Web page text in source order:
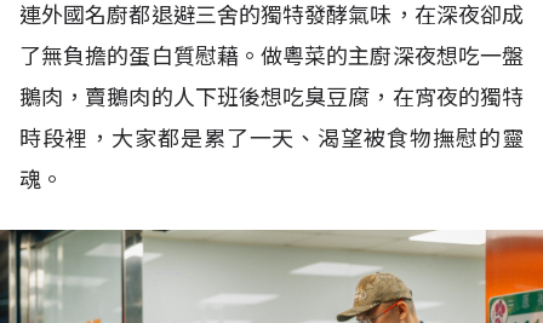
連外國名廚都退避三舍的獨特發酵氣味，在深夜卻成
了無負擔的蛋白質慰藉。做粵菜的主廚深夜想吃一盤
鵝肉，賣鵝肉的人下班後想吃臭豆腐，在宵夜的獨特
時段裡，大家都是累了一天、渴望被食物撫慰的靈
魂。